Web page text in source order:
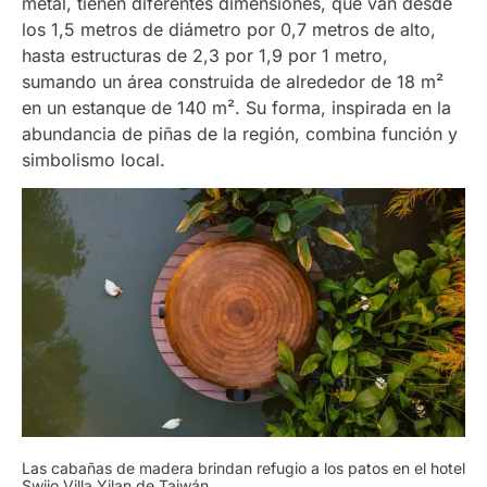
los 1,5 metros de diámetro por 0,7 metros de alto,
hasta estructuras de 2,3 por 1,9 por 1 metro,
sumando un área construida de alrededor de 18 m²
en un estanque de 140 m². Su forma, inspirada en la
abundancia de piñas de la región, combina función y
simbolismo local.
Las cabañas de madera brindan refugio a los patos en el hotel